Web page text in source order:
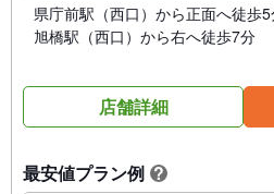
県庁前駅（西口）から正面へ徒歩
旭橋駅（西口）から右へ徒歩7分
店舗詳細
最安値プラン例 ?